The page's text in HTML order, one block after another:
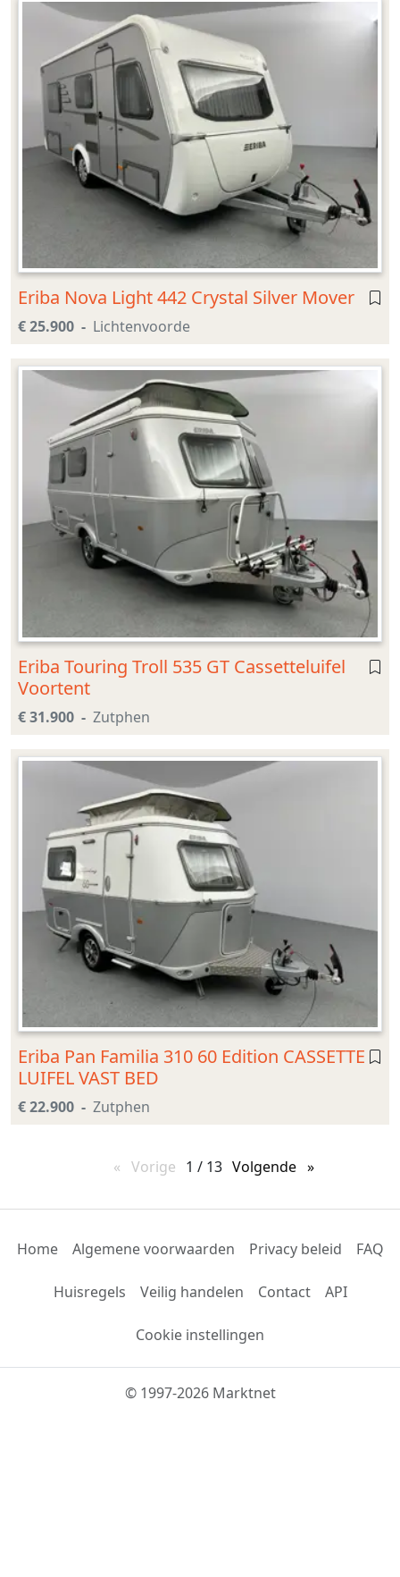
Eriba Nova Light 442 Crystal Silver Mover
€ 25.900 Lichtenvoorde
Eriba Touring Troll 535 GT Cassetteluifel
Voortent
€ 31.900 Zutphen
Eriba Pan Familia 310 60 Edition CASSETTE
LUIFEL VAST BED
€ 22.900 Zutphen
Vorige pagina
1 / 13 Volgende pagina
Home Algemene voorwaarden Privacy beleid FAQ
Huisregels Veilig handelen Contact API
Cookie instellingen
© 1997-2026 Marktnet